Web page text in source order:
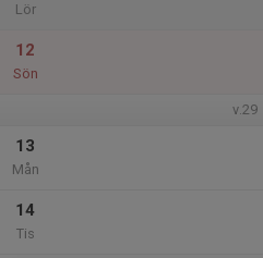
Lör
12
Sön
v.29
13
Mån
14
Tis